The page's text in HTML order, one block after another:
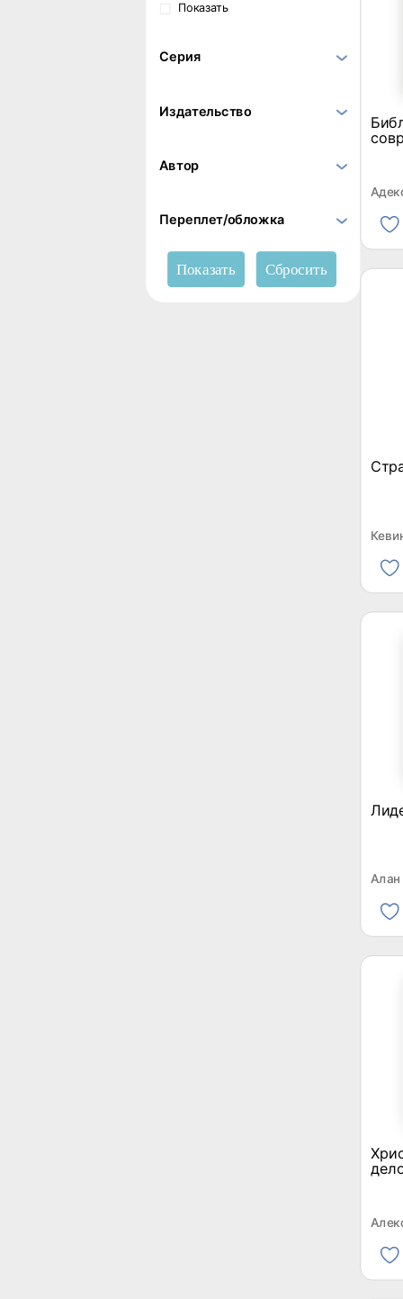
Показать
Серия
Издательство
Автор
Переплет/обложка